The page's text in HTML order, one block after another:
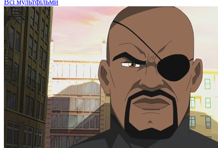
Всі мультфільми